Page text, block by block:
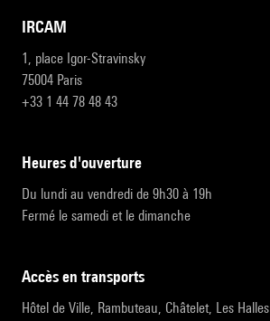
IRCAM
1, place Igor-Stravinsky
75004 Paris
+33 1 44 78 48 43
heures d'ouverture
Du lundi au vendredi de 9h30 à 19h
Fermé le samedi et le dimanche
accès en transports
Hôtel de Ville, Rambuteau, Châtelet, Les Halles